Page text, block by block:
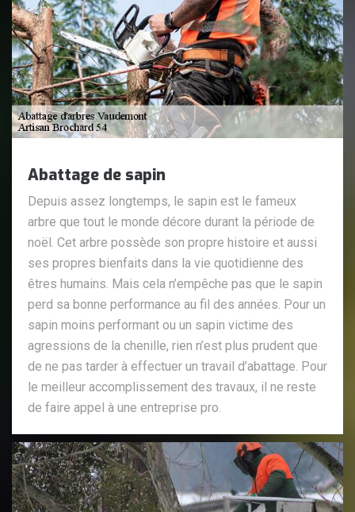
Abattage de sapin
Depuis assez longtemps, le sapin est le fameux
arbre que tout le monde décore durant la période de
noël. Cet arbre possède son propre histoire et aussi
ses propres bienfaits dans la vie quotidienne des
êtres humains. Mais cela n’empêche pas que le sapin
perd sa bonne performance au fil des années. Pour un
sapin moins performant ou un sapin victime des
agressions de la chenille, rien n’est plus prudent que
de ne pas tarder à effectuer un travail d’abattage. Pour
le meilleur accomplissement des travaux, il ne reste
de faire appel à une entreprise pro.